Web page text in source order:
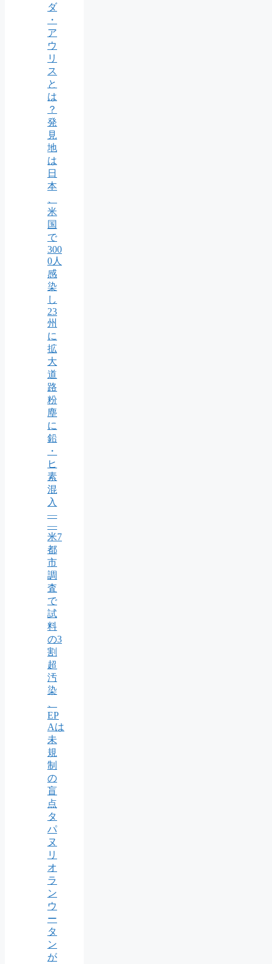
ダ
・
ア
ウ
リ
ス
と
は
？
発
見
地
は
日
本
米
国
で
300
0人
感
染
し
23
州
に
拡
大
道
路
粉
塵
に
鉛
・
ヒ
素
混
入
—
—
米7
都
市
調
査
で
試
料
の3
割
超
汚
染
EP
Aは
未
規
制
の
盲
点
タ
パ
ヌ
リ
オ
ラ
ン
ウ
ー
タ
ン
が